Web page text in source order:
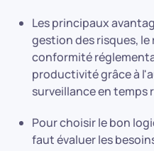
Les principaux
gestion des risques,
conformité
productivité grâce à
surveillance en temps
Pour choisir le bon
faut évaluer les